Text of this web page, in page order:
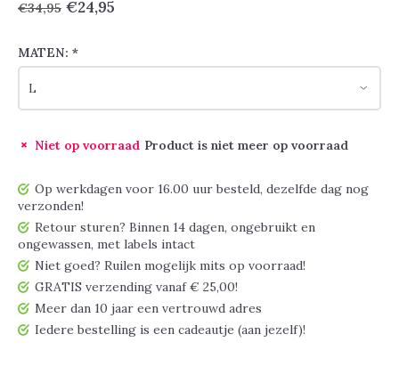
€34,95 €24,95
MATEN: *
Niet op voorraad Product is niet meer op voorraad
Op werkdagen voor 16.00 uur besteld, dezelfde dag nog
verzonden!
Retour sturen? Binnen 14 dagen, ongebruikt en
ongewassen, met labels intact
Niet goed? Ruilen mogelijk mits op voorraad!
GRATIS verzending vanaf € 25,00!
Meer dan 10 jaar een vertrouwd adres
Iedere bestelling is een cadeautje (aan jezelf)!